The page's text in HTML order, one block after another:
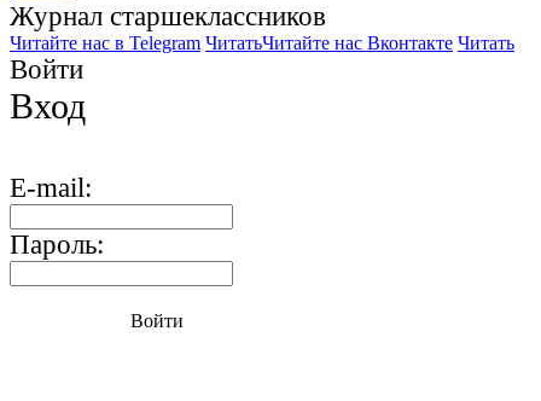
Журнал старшекласcников
Читайте нас в Telegram ЧитатьЧитайте нас Вконтакте Читать
Войти
Вход
E-mail:
Пароль:
Войти